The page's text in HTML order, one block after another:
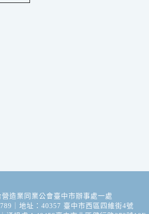
營造業同業公會臺中市辦事處一處
｜地址：40357 臺中市西區四維街4號